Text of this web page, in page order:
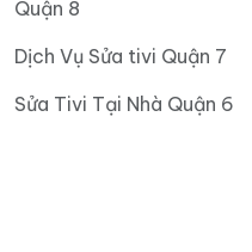
Quận 8
Dịch Vụ Sửa tivi Quận 7
Sửa Tivi Tại Nhà Quận 6